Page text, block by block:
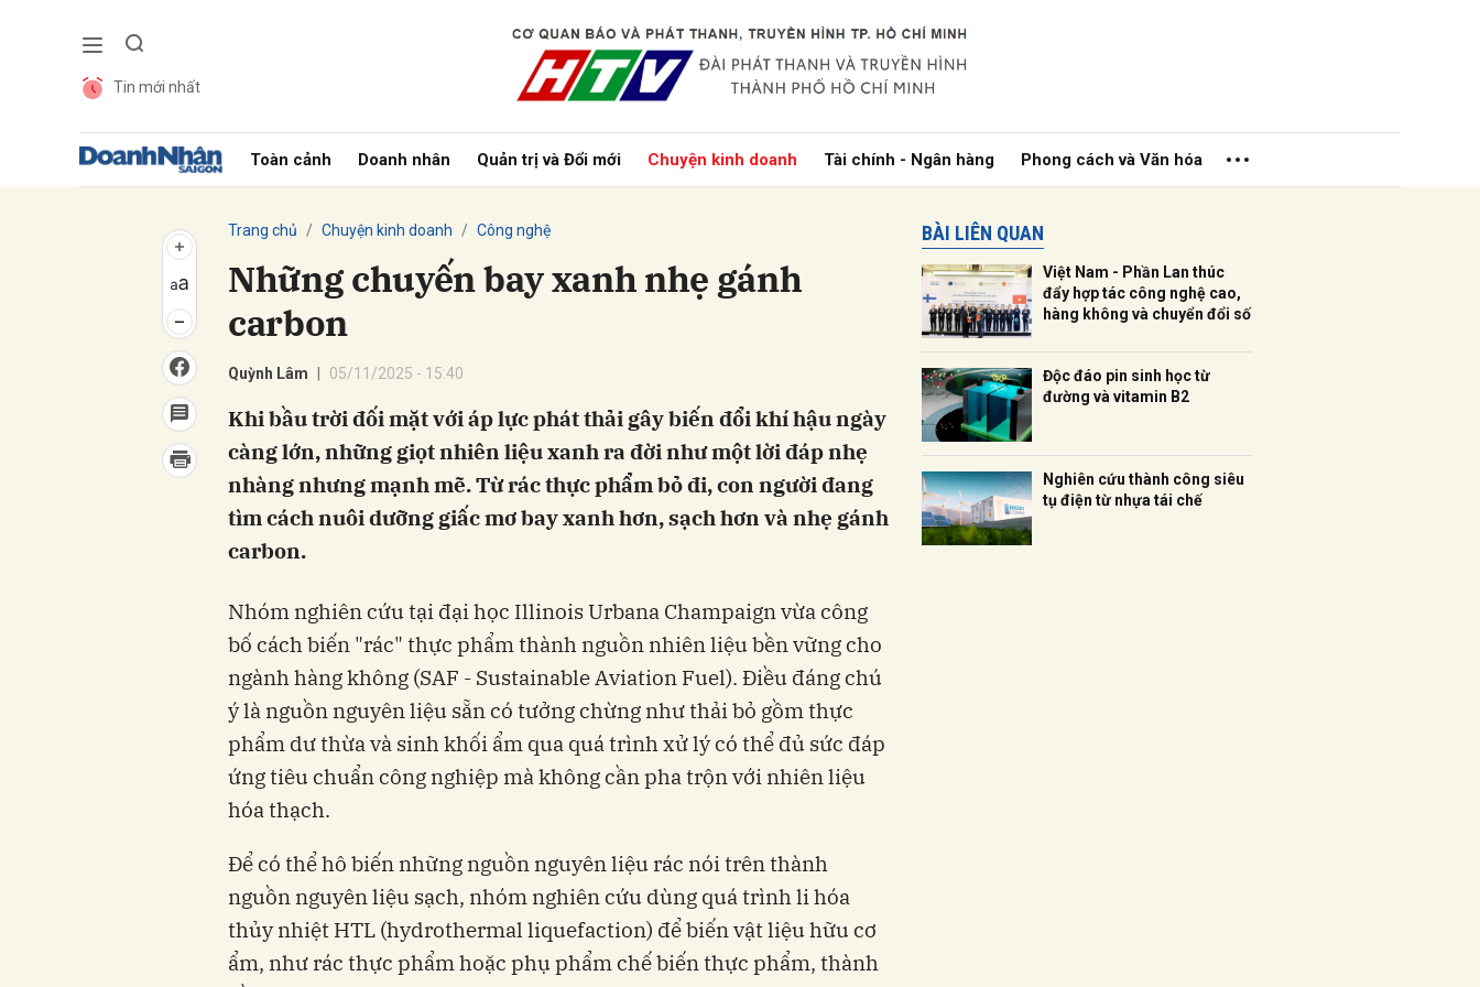
Tin mới nhất
Toàn cảnh Doanh nhân Quản trị và Đổi mới Chuyện kinh doanh Tài chính - Ngân hàng Phong cách và Văn hóa
Trang chủ Chuyện kinh doanh Công nghệ
Những chuyến bay xanh nhẹ gánh
carbon
Quỳnh Lâm 05/11/2025 - 15:40
Khi bầu trời đối mặt với áp lực phát thải gây biến đổi khí hậu ngày
càng lớn, những giọt nhiên liệu xanh ra đời như một lời đáp nhẹ
nhàng nhưng mạnh mẽ. Từ rác thực phẩm bỏ đi, con người đang
tìm cách nuôi dưỡng giấc mơ bay xanh hơn, sạch hơn và nhẹ gánh
carbon.
Nhóm nghiên cứu tại đại học Illinois Urbana Champaign vừa công
bố cách biến "rác" thực phẩm thành nguồn nhiên liệu bền vững cho
ngành hàng không (SAF - Sustainable Aviation Fuel). Điều đáng chú
ý là nguồn nguyên liệu sẵn có tưởng chừng như thải bỏ gồm thực
phẩm dư thừa và sinh khối ẩm qua quá trình xử lý có thể đủ sức đáp
ứng tiêu chuẩn công nghiệp mà không cần pha trộn với nhiên liệu
hóa thạch.
Để có thể hô biến những nguồn nguyên liệu rác nói trên thành
nguồn nguyên liệu sạch, nhóm nghiên cứu dùng quá trình li hóa
thủy nhiệt HTL (hydrothermal liquefaction) để biến vật liệu hữu cơ
ẩm, như rác thực phẩm hoặc phụ phẩm chế biến thực phẩm, thành
BÀI LIÊN QUAN
Việt Nam - Phần Lan thúc
đẩy hợp tác công nghệ cao,
hàng không và chuyển đổi số
Độc đáo pin sinh học từ
đường và vitamin B2
Nghiên cứu thành công siêu
tụ điện từ nhựa tái chế
Gửi